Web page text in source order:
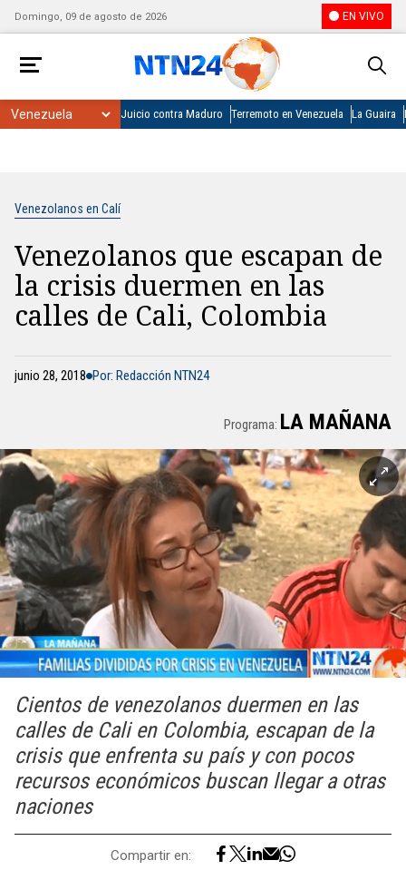
Domingo, 09 de agosto de 2026 EN VIVO
Juicio contra Maduro Terremoto en Venezuela La Guaira
Venezolanos en Calí
Venezolanos que escapan de
la crisis duermen en las
calles de Cali, Colombia
junio 28, 2018 Por: Redacción NTN24
Programa: LA MAÑANA
Cientos de venezolanos duermen en las
calles de Cali en Colombia, escapan de la
crisis que enfrenta su país y con pocos
recursos económicos buscan llegar a otras
naciones
Compartir en: